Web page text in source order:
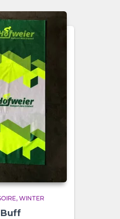
WINTER
Buff